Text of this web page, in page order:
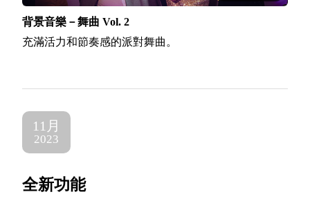
背景音樂－舞曲 Vol. 2
充滿活力和節奏感的派對舞曲。
11月
2023
全新功能